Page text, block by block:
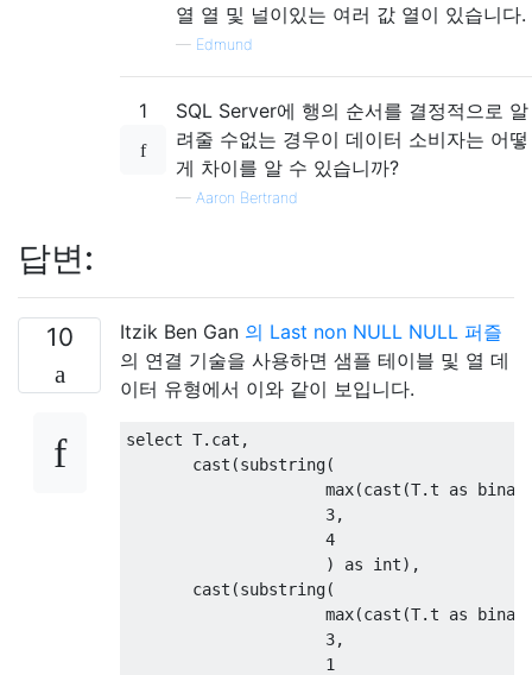
열 열 및 널이있는 여러 값 열이 있습니다.
— Edmund
1
SQL Server에 행의 순서를 결정적으로 알
려줄 수없는 경우이 데이터 소비자는 어떻
게 차이를 알 수 있습니까?
— Aaron Bertrand
답변:
10 Itzik Ben Gan 의 Last non NULL NULL 퍼즐
의 연결 기술을 사용하면 샘플 테이블 및 열 데
이터 유형에서 이와 같이 보입니다.
select T. cat ,
       cast
(substring(
                     max
(cast (T.t as
3,
4
)
as int),
       cast
(substring(
                     max
(cast (T.t as
3,
1